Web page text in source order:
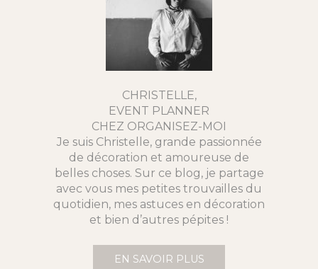
CHRISTELLE,
EVENT PLANNER
CHEZ ORGANISEZ-MOI
Je suis Christelle, grande passionnée
de décoration et amoureuse de
belles choses. Sur ce blog, je partage
avec vous mes petites trouvailles du
quotidien, mes astuces en décoration
et bien d’autres pépites !
EN SAVOIR PLUS